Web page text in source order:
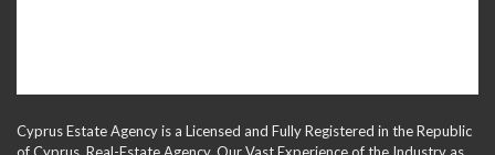
Cyprus Estate Agency is a Licensed and Fully Registered in the Republic